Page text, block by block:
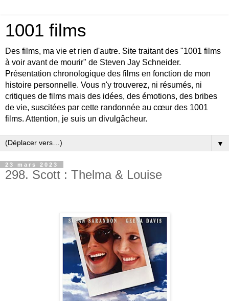
1001 films
Des films, ma vie et rien d'autre. Site traitant des "1001 films
à voir avant de mourir" de Steven Jay Schneider.
Présentation chronologique des films en fonction de mon
histoire personnelle. Vous n'y trouverez, ni résumés, ni
critiques de films mais des idées, des émotions, des bribes
de vie, suscitées par cette randonnée au cœur des 1001
films. Attention, je suis un divulgâcheur.
▼
23 mars 2023
298. Scott : Thelma & Louise